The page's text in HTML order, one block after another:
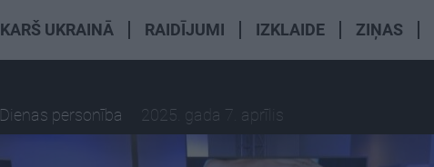
KARŠ UKRAINĀ RAIDĪJUMI IZKLAIDE ZIŅAS
Dienas personība 2025. gada 7. aprīlis